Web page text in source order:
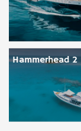
Hammerhead 2